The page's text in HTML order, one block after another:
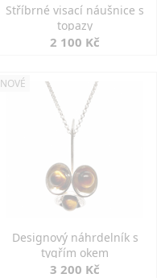
Stříbrné visací náušnice s
topazy
2 100 Kč
NOVÉ
Designový náhrdelník s
tygřím okem
3 200 Kč